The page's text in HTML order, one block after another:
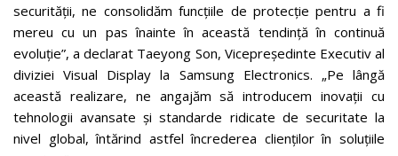
securității, ne consolidăm funcțiile de protecție pentru a fi
mereu cu un pas înainte în această tendință în continuă
evoluție”, a declarat Taeyong Son, Vicepreședinte Executiv al
diviziei Visual Display la Samsung Electronics. „Pe lângă
această realizare, ne angajăm să introducem inovații cu
tehnologii avansate și standarde ridicate de securitate la
nivel global, întărind astfel încrederea clienților în soluțiile